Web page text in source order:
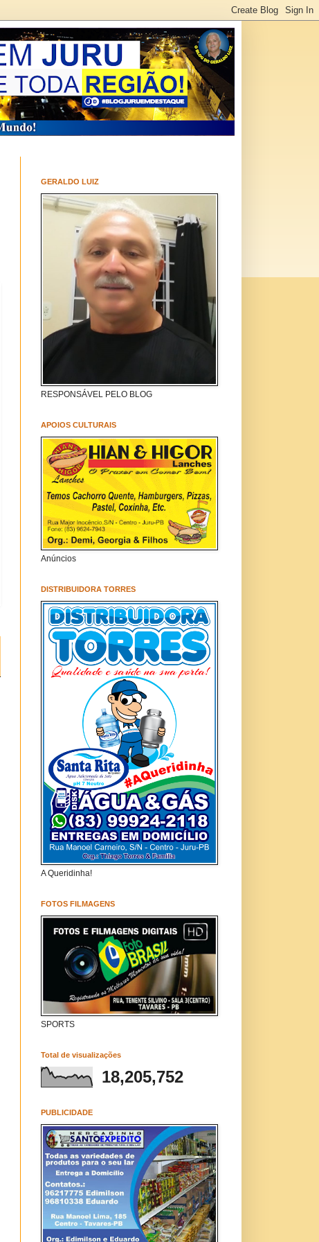
GERALDO LUIZ
RESPONSÁVEL PELO BLOG
APOIOS CULTURAIS
Anúncios
DISTRIBUIDORA TORRES
A Queridinha!
FOTOS FILMAGENS
SPORTS
Total de visualizações
18,205,752
PUBLICIDADE